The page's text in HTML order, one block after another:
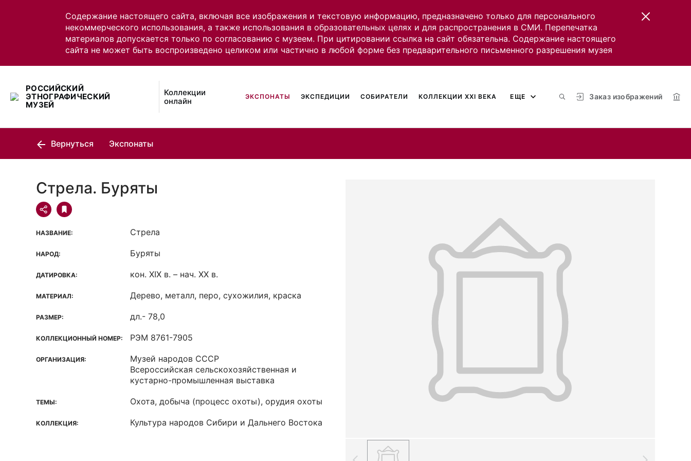
Содержание настоящего сайта, включая все изображения и текстовую информацию, предназначено только для персонального
некоммерческого использования, а также использования в образовательных целях и для распространения в СМИ. Перепечатка
материалов допускается только по согласованию с музеем. При цитировании ссылка на сайт обязательна. Содержание настоящего
сайта не может быть воспроизведено целиком или частично в любой форме без предварительного письменного разрешения музея
РОССИЙСКИЙ
ЭТНОГРАФИЧЕСКИЙ
МУЗЕЙ
Коллекции
онлайн
Заказ изображений
ЭКСПОНАТЫ ЭКСПЕДИЦИИ СОБИРАТЕЛИ КОЛЛЕКЦИИ XXI ВЕКА ЕЩЕ
Вернуться Экспонаты
Стрела. Буряты
НАЗВАНИЕ: Стрела
НАРОД: Буряты
ДАТИРОВКА: кон. XIX в. – нач. XX в.
МАТЕРИАЛ: Дерево, металл, перо, сухожилия, краска
РАЗМЕР: дл.- 78,0
КОЛЛЕКЦИОННЫЙ НОМЕР: РЭМ 8761-7905
ОРГАНИЗАЦИЯ:
Музей народов СССР
Всероссийская сельскохозяйственная и
кустарно-промышленная выставка
ТЕМЫ: Охота, добыча (процесс охоты), орудия охоты
КОЛЛЕКЦИЯ: Культура народов Сибири и Дальнего Востока